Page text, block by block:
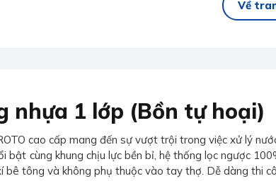
Về
nhựa 1 lớp (Bồn tự hoại)
cao cấp mang đến sự vượt trội trong việc xử lý
bật cùng khung chịu lực bền bỉ, hệ thống lọc ngược
bê tông và không phụ thuộc vào tay thợ. Dễ dàng thi